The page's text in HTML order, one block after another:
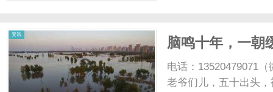
资讯
脑鸣十年，一朝
于找到了
电话：13520479071
老爷们儿，五十出头